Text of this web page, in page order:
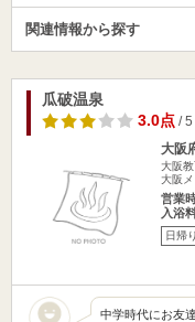
関連情報から探す
瓜破温泉
3.0点/ 5
大阪
大阪
大阪
営業
入浴
日帰り
中学時代にお友